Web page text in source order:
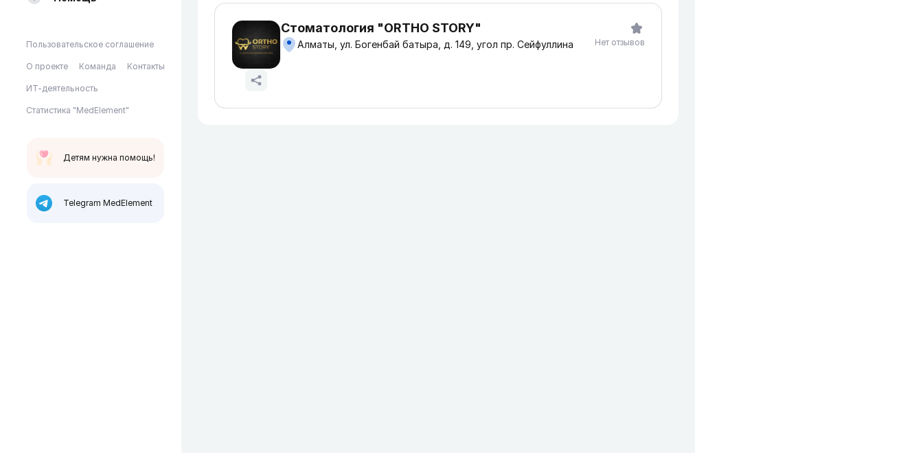
Пользовательское соглашение
О проекте Команда Контакты
ИТ-деятельность
Статистика "MedElement"
Детям нужна помощь!
Telegram MedElement
Стоматология "ORTHO STORY"
Алматы, ул. Богенбай батыра, д. 149, угол пр. Сейфуллина Нет отзывов